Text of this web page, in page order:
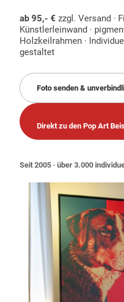
ab 95,- € zzgl. Versand ·
Künstlerleinwand ·
Holzkeilrahmen ·
gestaltet
Foto senden &
Direkt zu den Pop Art
Seit 2005 · über 3.000